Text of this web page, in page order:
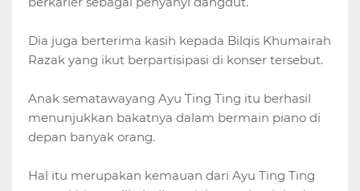
Dia juga berterima kasih kepada Bilqis Khumairah
Razak yang ikut berpartisipasi di konser tersebut.
Anak sematawayang Ayu Ting Ting itu berhasil
menunjukkan bakatnya dalam bermain piano di
depan banyak orang.
Hal itu merupakan kemauan dari Ayu Ting Ting